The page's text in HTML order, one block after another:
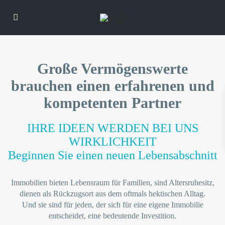
Große Vermögenswerte
brauchen einen erfahrenen und
kompetenten Partner
IHRE IDEEN WERDEN BEI UNS
WIRKLICHKEIT
Beginnen Sie einen neuen Lebensabschnitt
Immobilien bieten Lebensraum für Familien, sind Altersruhesitz,
dienen als Rückzugsort aus dem oftmals hektischen Alltag.
Und sie sind für jeden, der sich für eine eigene Immobilie
entscheidet, eine bedeutende Investition.